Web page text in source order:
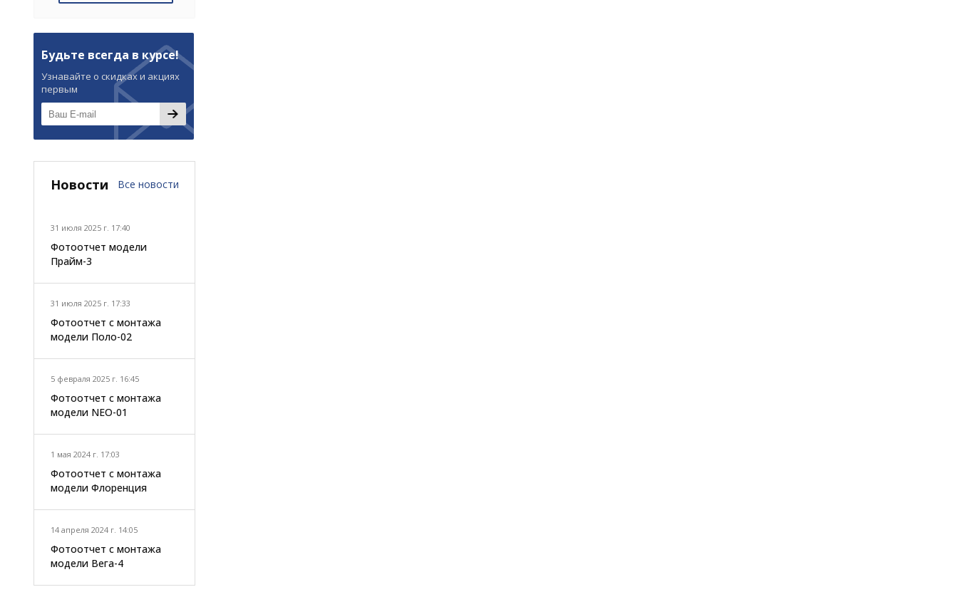
Будьте всегда в курсе!
Узнавайте о скидках и акциях
первым
Новости Все новости
31 июля 2025 г. 17:40
Фотоотчет модели
Прайм-3
31 июля 2025 г. 17:33
Фотоотчет с монтажа
модели Поло-02
5 февраля 2025 г. 16:45
Фотоотчет с монтажа
модели NEO-01
1 мая 2024 г. 17:03
Фотоотчет с монтажа
модели Флоренция
14 апреля 2024 г. 14:05
Фотоотчет с монтажа
модели Вега-4